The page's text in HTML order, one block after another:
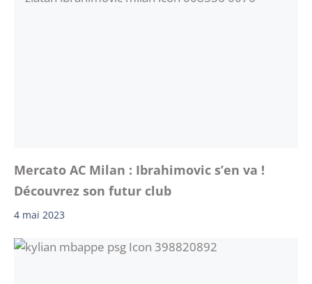
Mercato AC Milan : Ibrahimovic s’en va !
Découvrez son futur club
4 mai 2023